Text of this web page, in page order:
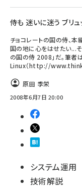
侍も 迷いに迷う ブリュ
チョコレートの国の侍、
国の地に心をはせたい...
の国の侍 2008」だ。筆者
Linux（http://
原田 季栄
2008年6月7日 20:00
システム運用
技術解説